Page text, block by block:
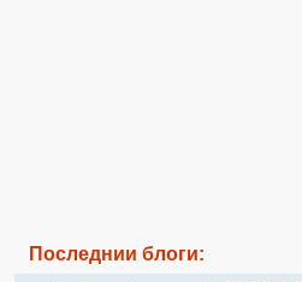
Последнии блоги: